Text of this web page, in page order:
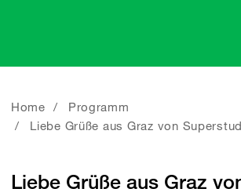
Home
Programm
Liebe Grüße aus Graz von
Liebe Grüße aus Graz